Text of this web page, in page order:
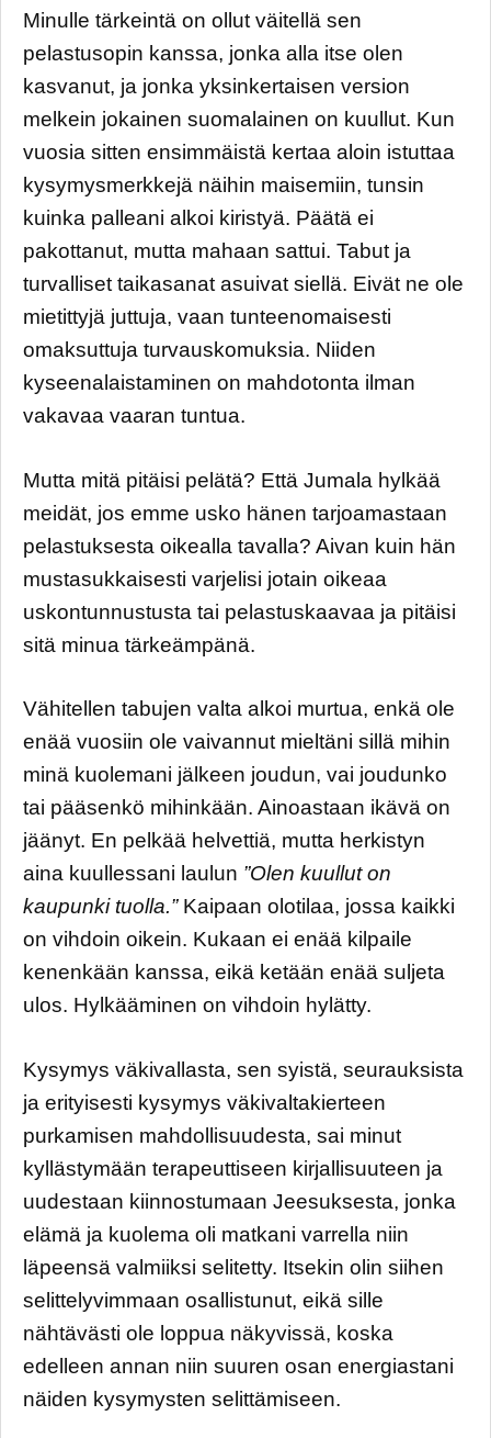
Minulle tärkeintä on ollut väitellä sen
pelastusopin kanssa, jonka alla itse olen
kasvanut, ja jonka yksinkertaisen version
melkein jokainen suomalainen on kuullut. Kun
vuosia sitten ensimmäistä kertaa aloin istuttaa
kysymysmerkkejä näihin maisemiin, tunsin
kuinka palleani alkoi kiristyä. Päätä ei
pakottanut, mutta mahaan sattui. Tabut ja
turvalliset taikasanat asuivat siellä. Eivät ne ole
mietittyjä juttuja, vaan tunteenomaisesti
omaksuttuja turvauskomuksia. Niiden
kyseenalaistaminen on mahdotonta ilman
vakavaa vaaran tuntua.
Mutta mitä pitäisi pelätä? Että Jumala hylkää
meidät, jos emme usko hänen tarjoamastaan
pelastuksesta oikealla tavalla? Aivan kuin hän
mustasukkaisesti varjelisi jotain oikeaa
uskontunnustusta tai pelastuskaavaa ja pitäisi
sitä minua tärkeämpänä.
Vähitellen tabujen valta alkoi murtua, enkä ole
enää vuosiin ole vaivannut mieltäni sillä mihin
minä kuolemani jälkeen joudun, vai joudunko
tai pääsenkö mihinkään. Ainoastaan ikävä on
jäänyt. En pelkää helvettiä, mutta herkistyn
aina kuullessani laulun ”Olen kuullut on
kaupunki tuolla.”Kaipaan olotilaa, jossa kaikki
on vihdoin oikein. Kukaan ei enää kilpaile
kenenkään kanssa, eikä ketään enää suljeta
ulos. Hylkääminen on vihdoin hylätty.
Kysymys väkivallasta, sen syistä, seurauksista
ja erityisesti kysymys väkivaltakierteen
purkamisen mahdollisuudesta, sai minut
kyllästymään terapeuttiseen kirjallisuuteen ja
uudestaan kiinnostumaan Jeesuksesta, jonka
elämä ja kuolema oli matkani varrella niin
läpeensä valmiiksi selitetty. Itsekin olin siihen
selittelyvimmaan osallistunut, eikä sille
nähtävästi ole loppua näkyvissä, koska
edelleen annan niin suuren osan energiastani
näiden kysymysten selittämiseen.